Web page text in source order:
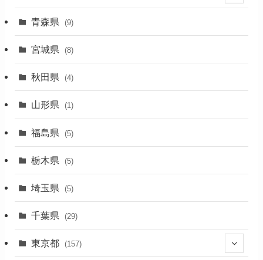
(27)
(2)
(1)
(1)
(3)
青森県 (9)
宮城県 (8)
秋田県 (4)
山形県 (1)
福島県 (5)
栃木県 (5)
埼玉県 (5)
千葉県 (29)
東京都 (157)